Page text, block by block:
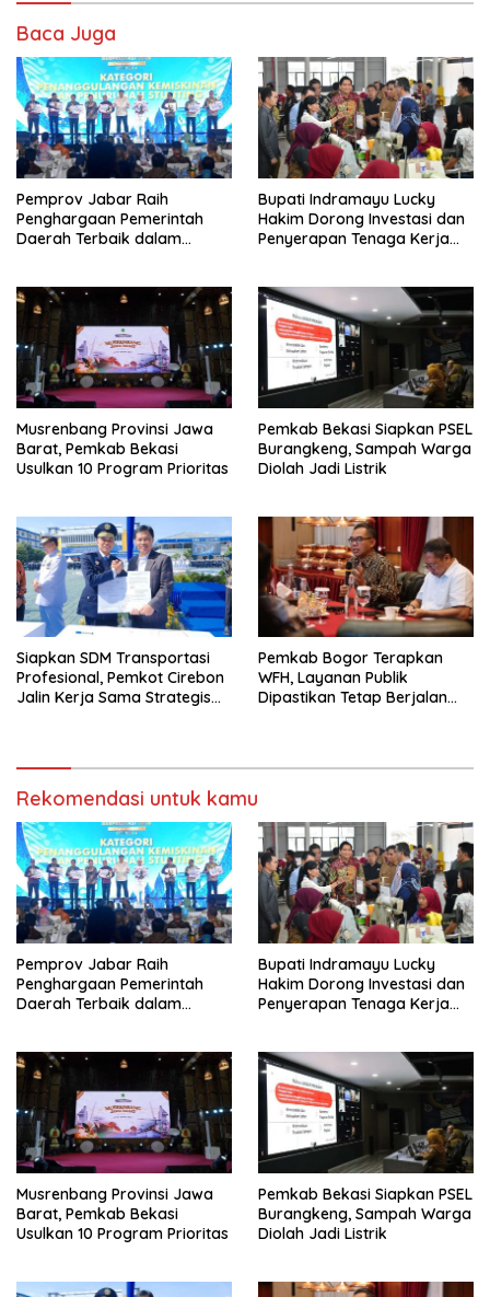
Baca Juga
Pemprov Jabar Raih
Penghargaan Pemerintah
Daerah Terbaik dalam
Bupati Indramayu Lucky
Hakim Dorong Investasi dan
Penyerapan Tenaga Kerja
Musrenbang Provinsi Jawa
Barat, Pemkab Bekasi
Usulkan 10 Program Prioritas
Pemkab Bekasi Siapkan PSEL
Burangkeng, Sampah Warga
Diolah Jadi Listrik
Siapkan SDM Transportasi
Profesional, Pemkot Cirebon
Jalin Kerja Sama Strategis
Pemkab Bogor Terapkan
WFH, Layanan Publik
Dipastikan Tetap Berjalan
Rekomendasi untuk kamu
Pemprov Jabar Raih
Penghargaan Pemerintah
Daerah Terbaik dalam
Bupati Indramayu Lucky
Hakim Dorong Investasi dan
Penyerapan Tenaga Kerja
Musrenbang Provinsi Jawa
Barat, Pemkab Bekasi
Usulkan 10 Program Prioritas
Pemkab Bekasi Siapkan PSEL
Burangkeng, Sampah Warga
Diolah Jadi Listrik